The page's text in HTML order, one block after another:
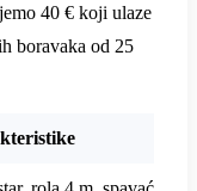
40 € koji ulaze
boravaka od 25